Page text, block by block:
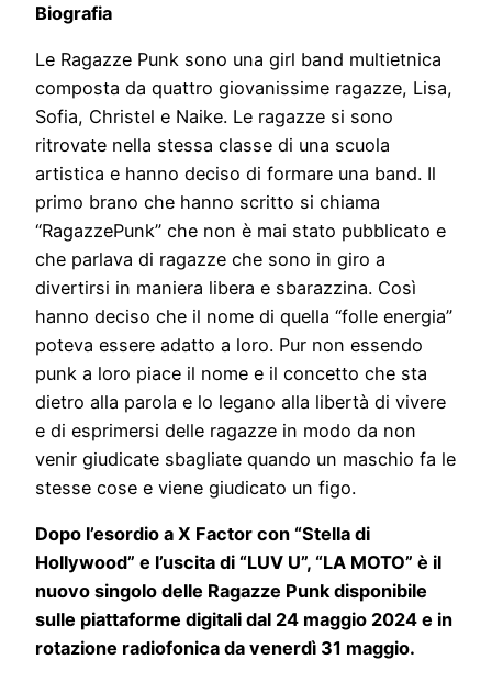
Biografia
Le Ragazze Punk sono una girl band multietnica
composta da quattro giovanissime ragazze, Lisa,
Sofia, Christel e Naike. Le ragazze si sono
ritrovate nella stessa classe di una scuola
artistica e hanno deciso di formare una band. Il
primo brano che hanno scritto si chiama
“RagazzePunk” che non è mai stato pubblicato e
che parlava di ragazze che sono in giro a
divertirsi in maniera libera e sbarazzina. Così
hanno deciso che il nome di quella “folle energia”
poteva essere adatto a loro. Pur non essendo
punk a loro piace il nome e il concetto che sta
dietro alla parola e lo legano alla libertà di vivere
e di esprimersi delle ragazze in modo da non
venir giudicate sbagliate quando un maschio fa le
stesse cose e viene giudicato un figo.
Dopo l’esordio a X Factor con “Stella di
Hollywood” e l’uscita di “LUV U”, “LA MOTO” è il
nuovo singolo delle Ragazze Punk disponibile
sulle piattaforme digitali dal 24 maggio 2024 e in
rotazione radiofonica da venerdì 31 maggio.